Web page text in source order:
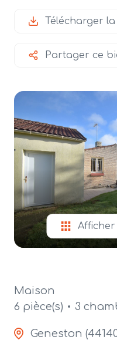
agences
alerte
mail
contact
Télécharger
Partager ce
Maison
6 pièce(s)
3
Geneston